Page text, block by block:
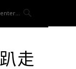
走